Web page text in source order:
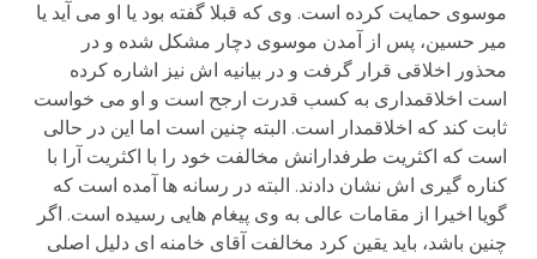
موسوی حمایت کرده است. وی که قبلا گفته بود یا او می آید یا
میر حسین، پس از آمدن موسوی دچار مشکل شده و در
محذور اخلاقی قرار گرفت و در بیانیه اش نیز اشاره کرده
است اخلاقمداری به کسب قدرت ارجح است و او می خواست
ثابت کند که اخلاقمدار است. البته چنین است اما این در حالی
است که اکثریت طرفدارانش مخالفت خود را با اکثریت آرا با
کناره گیری اش نشان دادند. البته در رسانه ها آمده است که
گویا اخیرا از مقامات عالی به وی پیغام هایی رسیده است. اگر
چنین باشد، باید یقین کرد مخالفت آقای خامنه ای دلیل اصلی